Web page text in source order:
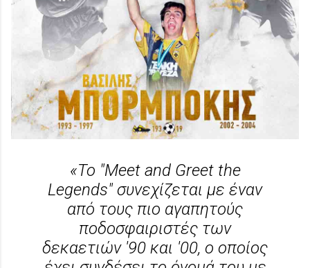
«Το "Meet and Greet the
Legends" συνεχίζεται με έναν
από τους πιο αγαπητούς
ποδοσφαιριστές των
δεκαετιών '90 και '00, ο οποίος